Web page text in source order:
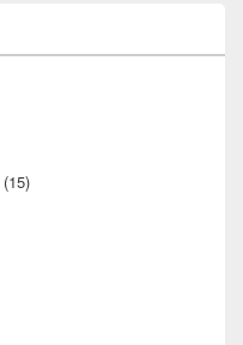
(15)